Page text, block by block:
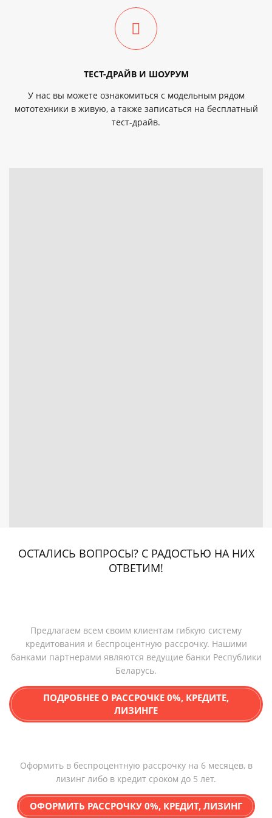
ТЕСТ-ДРАЙВ И ШОУРУМ
У нас вы можете ознакомиться с модельным рядом
мототехники в живую, а также записаться на бесплатный
тест-драйв.
ОСТАЛИСЬ ВОПРОСЫ? С РАДОСТЬЮ НА НИХ
ОТВЕТИМ!
Предлагаем всем своим клиентам гибкую систему
кредитования и беспроцентную рассрочку. Нашими
банками партнерами являются ведущие банки Республики
Беларусь.
ПОДРОБНЕЕ О РАССРОЧКЕ 0%, КРЕДИТЕ,
ЛИЗИНГЕ
Оформить в беспроцентную рассрочку на 6 месяцев, в
лизинг либо в кредит сроком до 5 лет.
ОФОРМИТЬ РАССРОЧКУ 0%, КРЕДИТ, ЛИЗИНГ